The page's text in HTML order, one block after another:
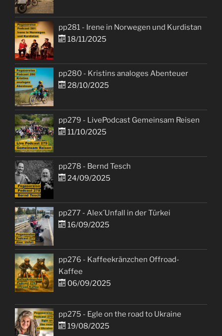
pp281 - Irene in Norwegen und Kurdistan
18/11/2025
pp280 - Kristins analoges Abenteuer
28/10/2025
pp279 - LivePodcast Gemeinsam Reisen
11/10/2025
pp278 - Bernd Tesch
24/09/2025
pp277 - Alex´Unfall in der Türkei
16/09/2025
pp276 - Kaffeekränzchen Offroad-
Kaffee
06/09/2025
pp275 - Egle on the road to Ukraine
19/08/2025